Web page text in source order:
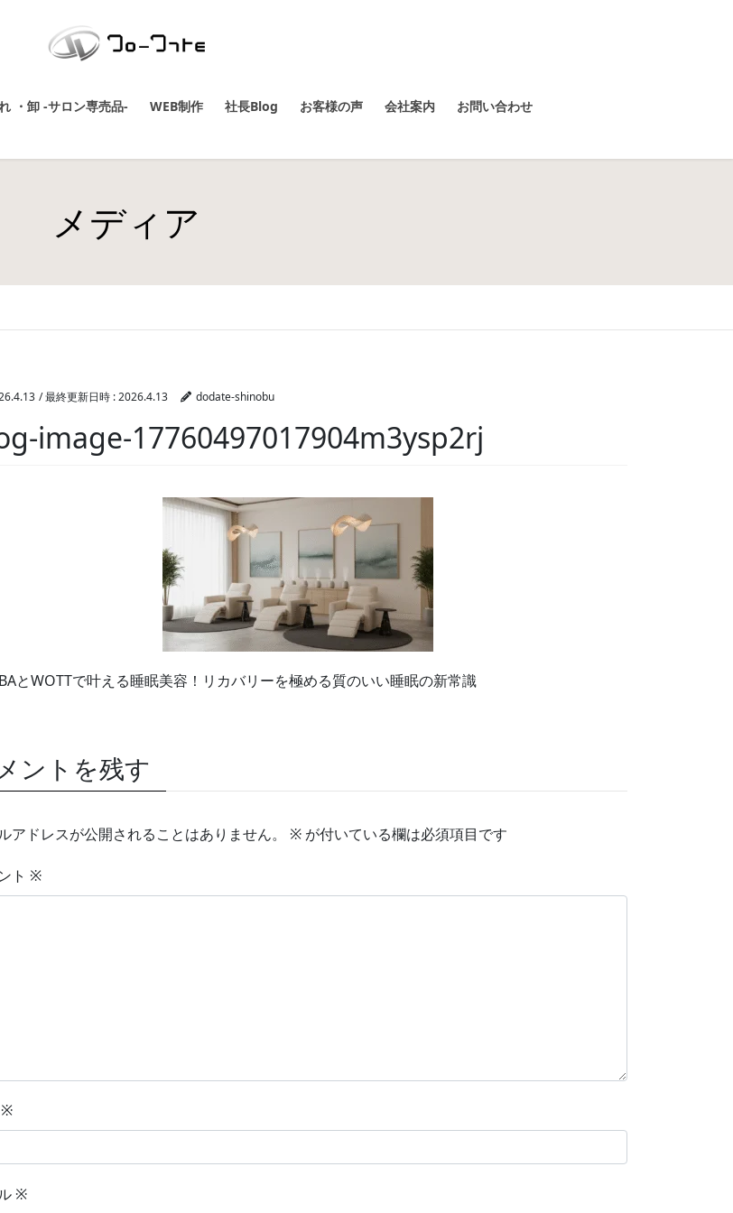
・卸 -サロン専売品- WEB制作 社長Blog お客様の声 会社案内 お問い合わせ
メディア
/ 最終更新日時 :2026.4.13 dodate-shinobu
image-17760497017904m3ysp2rj
とWOTTで叶える睡眠美容！リカバリーを極める質のいい睡眠の新常識
ントを残す
アドレスが公開されることはありません。 ※ が付いている欄は必須項目です
ト ※
※
※